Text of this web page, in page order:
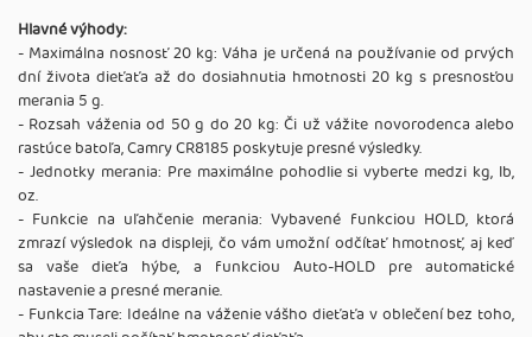
Hlavné výhody:
- Maximálna nosnosť 20 kg: Váha je určená na používanie od prvých
dní života dieťaťa až do dosiahnutia hmotnosti 20 kg s presnosťou
merania 5 g.
- Rozsah váženia od 50 g do 20 kg: Či už vážite novorodenca alebo
rastúce batoľa, Camry CR8185 poskytuje presné výsledky.
- Jednotky merania: Pre maximálne pohodlie si vyberte medzi kg, lb,
oz.
- Funkcie na uľahčenie merania: Vybavené funkciou HOLD, ktorá
zmrazí výsledok na displeji, čo vám umožní odčítať hmotnosť, aj keď
sa vaše dieťa hýbe, a funkciou Auto-HOLD pre automatické
nastavenie a presné meranie.
- Funkcia Tare: Ideálne na váženie vášho dieťaťa v oblečení bez toho,